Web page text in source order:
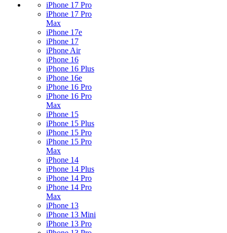
iPhone 17 Pro
iPhone 17 Pro
Max
iPhone 17e
iPhone 17
iPhone Air
iPhone 16
iPhone 16 Plus
iPhone 16e
iPhone 16 Pro
iPhone 16 Pro
Max
iPhone 15
iPhone 15 Plus
iPhone 15 Pro
iPhone 15 Pro
Max
iPhone 14
iPhone 14 Plus
iPhone 14 Pro
iPhone 14 Pro
Max
iPhone 13
iPhone 13 Mini
iPhone 13 Pro